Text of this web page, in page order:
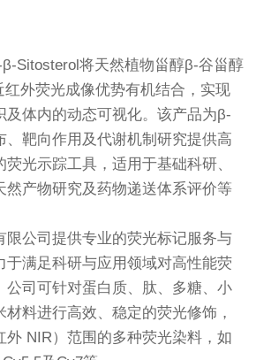
Sitosterol将天然植物甾醇β-谷甾醇
红外荧光成像优势有机结合，实现
及体内的动态可视化。该产品为β-
、靶向作用及代谢机制研究提供高
光示踪工具，适用于基础科研、
然产物研究及药物递送体系评价等
限公司提供专业的荧光标记服务与
于满足科研与应用领域对高性能荧
公司可针对蛋白质、肽、多糖、小
料进行高效、稳定的荧光修饰，
外 NIR）范围的多种荧光染料，如